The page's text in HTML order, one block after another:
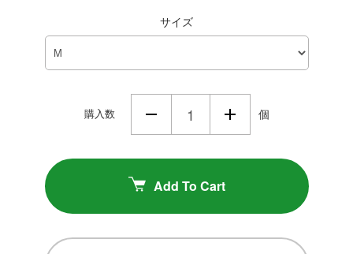
サイズ
購入数 個
Add To Cart